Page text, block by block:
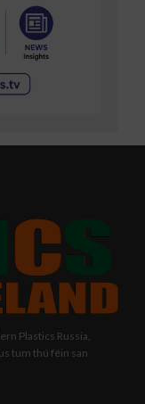
Plastics Russia,
tum thú féin san